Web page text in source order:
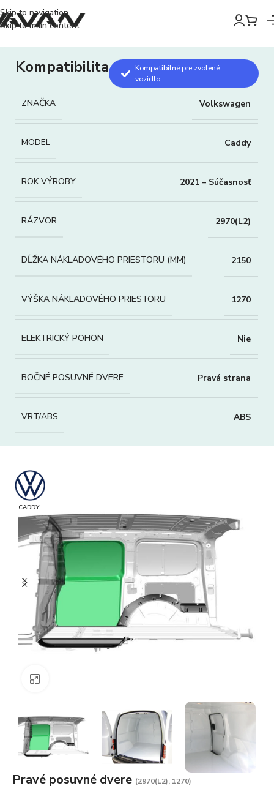
Skip to navigation
Skip to main content
Kompatibilita
Kompatibilné pre zvolené
vozidlo
ZNAČKA Volkswagen
MODEL Caddy
ROK VÝROBY 2021 – Súčasnosť
RÁZVOR 2970(L2)
DĹŽKA NÁKLADOVÉHO PRIESTORU (MM) 2150
VÝŠKA NÁKLADOVÉHO PRIESTORU 1270
ELEKTRICKÝ POHON Nie
BOČNÉ POSUVNÉ DVERE Pravá strana
VRT/ABS ABS
CADDY
Pravé posuvné dvere (2970(L2), 1270)